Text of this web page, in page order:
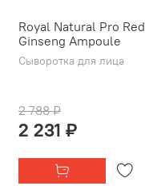
Royal Natural Pro Red
Ginseng Ampoule
Сыворотка для лица
2 788 ₽
2 231 ₽